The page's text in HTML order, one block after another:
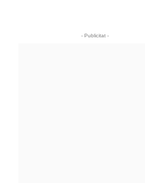
- Publicitat -